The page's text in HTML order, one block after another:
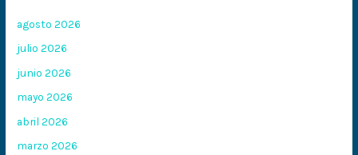
agosto 2026
julio 2026
junio 2026
mayo 2026
abril 2026
marzo 2026